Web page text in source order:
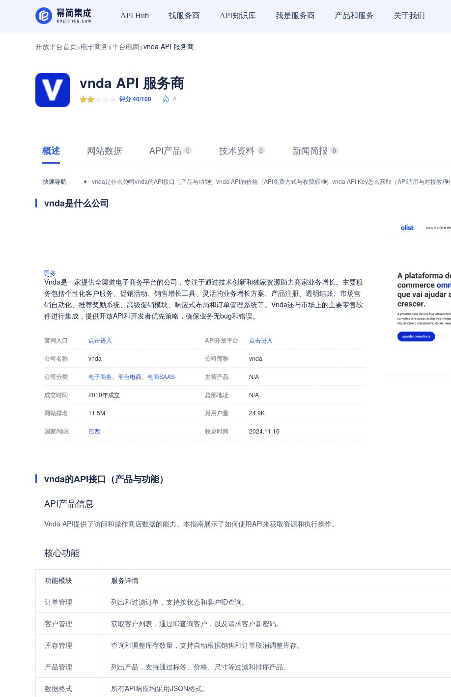
API Hub 找服务商 API知识库 我是服务商 产品和服务 关于我们
开放平台首页>电子商务>平台电商>vnda API 服务商
vnda API 服务商
评分 40/100 4
概述 网站数据 API产品 0 技术资料 0 新闻简报 0
快速导航 vnda是什么公司vnda的API接口（产品与功能） vnda API的价格（API免费方式与收费标准） vnda API Key怎么获取（API调用与对接教程）
vnda是什么公司
更多
Vnda是一家提供全渠道电子商务平台的公司，专注于通过技术创新和独家资源助力商家业务增长。主要服
务包括个性化客户服务、促销活动、销售增长工具、灵活的业务增长方案、产品注册、透明结账、市场营
销自动化、推荐奖励系统、高级促销模块、响应式布局和订单管理系统等。Vnda还与市场上的主要零售软
件进行集成，提供开放API和开发者优先策略，确保业务无bug和错误。
官网入口 点击进入 API开放平台 点击进入
公司名称 vnda 公司简称 vnda
公司分类 电子商务 平台电商 电商SAAS 主营产品 N/A
成立时间 2010年成立 总部地址 N/A
网站排名 11.5M 月用户量 24.9K
国家/地区 巴西 收录时间 2024.11.16
vnda的API接口（产品与功能）
API产品信息
Vnda API提供了访问和操作商店数据的能力。本指南展示了如何使用API来获取资源和执行操作。
核心功能
功能模块 服务详情
订单管理 列出和过滤订单，支持按状态和客户ID查询。
客户管理 获取客户列表，通过ID查询客户，以及请求客户新密码。
库存管理 查询和调整库存数量，支持自动根据销售和订单取消调整库存。
产品管理 列出产品，支持通过标签、价格、尺寸等过滤和排序产品。
数据格式 所有API响应均采用JSON格式。